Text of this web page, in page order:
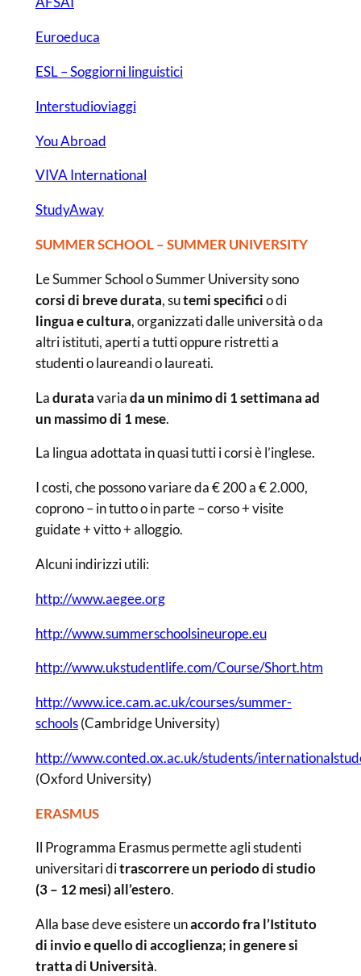
Euroeduca
ESL – Soggiorni linguistici
Interstudioviaggi
You Abroad
VIVA International
StudyAway
SUMMER SCHOOL – SUMMER UNIVERSITY
Le Summer School o Summer University sono
corsi di breve durata, sutemi specificio di
lingua e cultura, organizzati dalle università o da
altri istituti, aperti a tutti oppure ristretti a
studenti o laureandi o laureati.
Laduratavariada un minimo di 1 settimana ad
un massimo di 1 mese.
La lingua adottata in quasi tutti i corsi è l’inglese.
I costi, che possono variare da € 200 a € 2.000,
coprono – in tutto o in parte – corso + visite
guidate + vitto + alloggio.
Alcuni indirizzi utili:
http://www.aegee.org
http://www.summerschoolsineurope.eu
http://www.ukstudentlife.com/Course/Short.htm
http://www.ice.cam.ac.uk/courses/summer-
schools(Cambridge University)
http://www.conted.ox.ac.uk/students/
(Oxford University)
ERASMUS
Il Programma Erasmus permette agli studenti
universitari ditrascorrere un periodo di studio
(3 – 12 mesi) all’estero.
Alla base deve esistere unaccordo fra l’Istituto
di invio e quello di accoglienza; in genere si
tratta di Università.